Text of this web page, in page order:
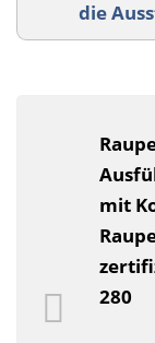
die
mit
280